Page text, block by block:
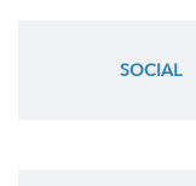
SOCIAL